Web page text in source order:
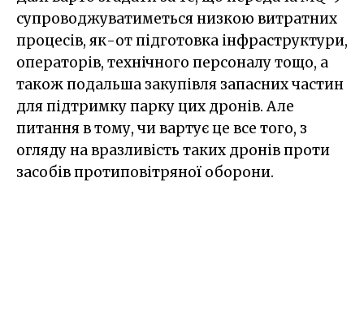
супроводжуватиметься низкою витратних
процесів, як-от підготовка інфраструктури,
операторів, технічного персоналу тощо, а
також подальша закупівля запасних частин
для підтримку парку цих дронів. Але
питання в тому, чи вартує це все того, з
огляду на вразливість таких дронів проти
засобів протиповітряної оборони.